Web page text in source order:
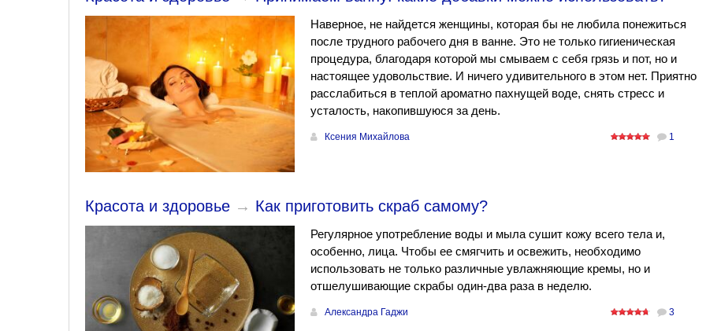
Наверное, не найдется женщины, которая бы не любила понежиться
после трудного рабочего дня в ванне. Это не только гигиеническая
процедура, благодаря которой мы смываем с себя грязь и пот, но и
настоящее удовольствие. И ничего удивительного в этом нет. Приятно
расслабиться в теплой ароматно пахнущей воде, снять стресс и
усталость, накопившуюся за день.
Ксения Михайлова 1
Красота и здоровье → Как приготовить скраб самому?
Регулярное употребление воды и мыла сушит кожу всего тела и,
особенно, лица. Чтобы ее смягчить и освежить, необходимо
использовать не только различные увлажняющие кремы, но и
отшелушивающие скрабы один-два раза в неделю.
Александра Гаджи 3